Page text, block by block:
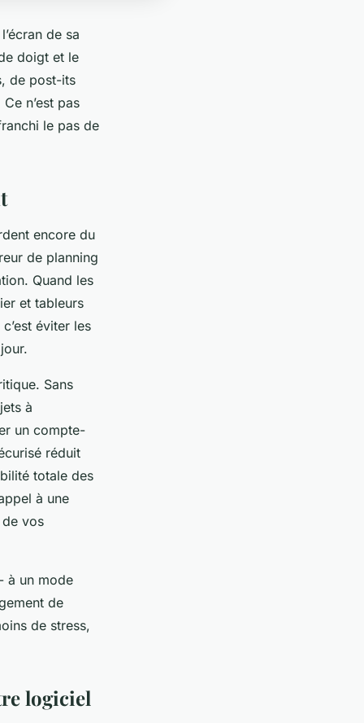
de sa
doigt et le
de post-its
n’est pas
le pas de
encore du
de planning
Quand les
et tableurs
éviter les
Sans
à
un compte-
réduit
totale des
à une
vos
à un mode
de
de stress,
logiciel